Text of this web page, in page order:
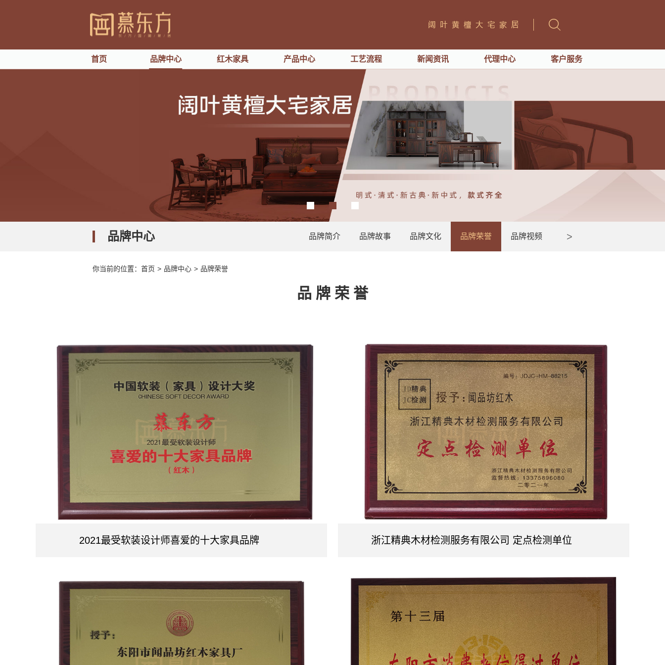
首页 品牌中心 红木家具 产品中心 工艺流程 新闻资讯 代理中心 客户服务
品牌中心 品牌简介 品牌故事 品牌文化 品牌荣誉 品牌视频
你当前的位置： 首页 > 品牌中心 > 品牌荣誉
品 牌 荣 誉
2021最受软装设计师喜爱的十大家具品牌 浙江精典木材检测服务有限公司 定点检测单位